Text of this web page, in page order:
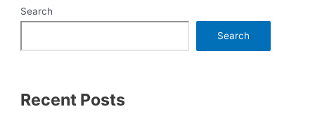
Search
Search
Recent Posts